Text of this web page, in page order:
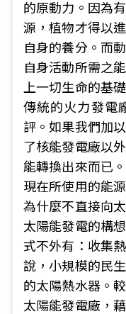
的原動力。因為
源，植物才得以
自身的養分。而
自身活動所需之
上一切生命的基
傳統的火力發電
評。如果我們加
了核能發電廠以
能轉換出來而已
現在所使用的能
為什麼不直接向
太陽能發電的構
式不外有：收集
說，小規模的民
的太陽熱水器。
太陽能發電廠，